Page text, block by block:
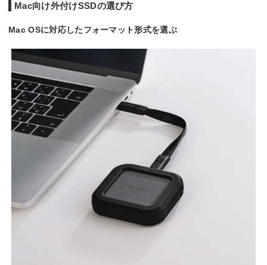
Mac向け外付けSSDの選び方
Mac OSに対応したフォーマット形式を選ぶ